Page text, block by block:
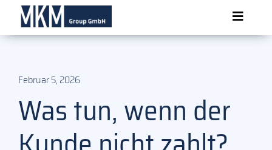
content
Toggle
Über MKM
Produkte
Februar 5, 2026
Was tun, wenn der